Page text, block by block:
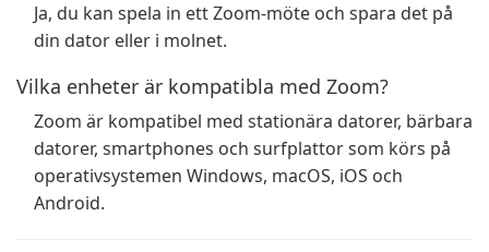
Ja, du kan spela in ett Zoom-möte och spara det på
din dator eller i molnet.
Vilka enheter är kompatibla med Zoom?
Zoom är kompatibel med stationära datorer, bärbara
datorer, smartphones och surfplattor som körs på
operativsystemen Windows, macOS, iOS och
Android.